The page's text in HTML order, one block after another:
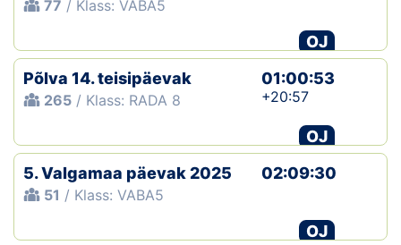
77 / Klass: VABA5
OJ
Põlva 14. teisipäevak
265 / Klass: RADA 8
01:00:53
+20:57
OJ
5. Valgamaa päevak 2025
51 / Klass: VABA5
02:09:30
OJ